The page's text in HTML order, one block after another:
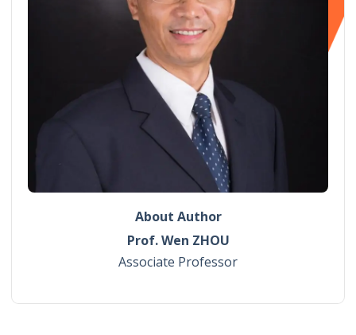
About Author
Prof. Wen ZHOU
Associate Professor